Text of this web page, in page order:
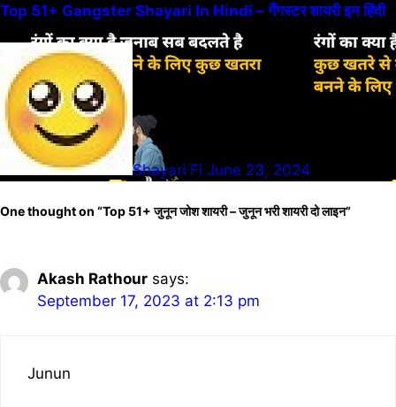
Top 51+ Gangster Shayari In Hindi – गैंगस्टर शायरी इन हिंदी
Shayari Fi June 23, 2024
One thought on “Top 51+ जुनून जोश शायरी – जुनून भरी शायरी दो लाइन”
Akash Rathour says:
September 17, 2023 at 2:13 pm
Junun